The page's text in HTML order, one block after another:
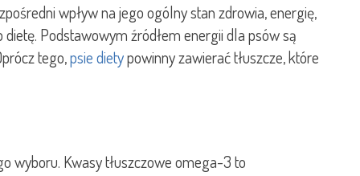
wpływ na jego ogólny stan zdrowia, energię,
Podstawowym źródłem energii dla psów są
tego,psie dietypowinny zawierać tłuszcze, które
wyboru. Kwasy tłuszczowe omega-3 to